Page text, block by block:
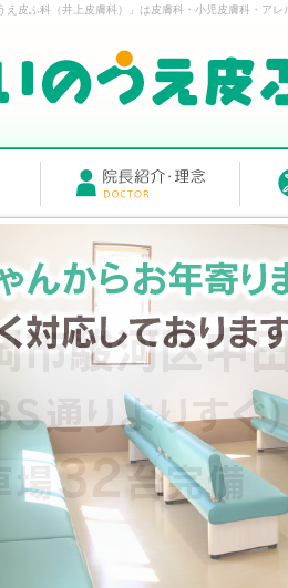
え皮ふ科（井上皮膚科）」は皮膚科・小児皮膚科・ア